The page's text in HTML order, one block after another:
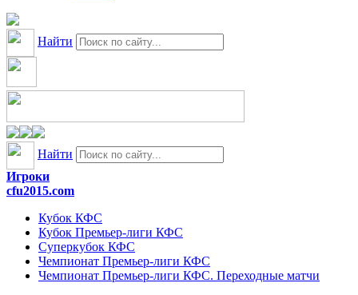
Найти
Найти
Игроки
cfu2015.com
Кубок КФС
Кубок Премьер-лиги КФС
Суперкубок КФС
Чемпионат Премьер-лиги КФС
Чемпионат Премьер-лиги КФС. Переходные матчи